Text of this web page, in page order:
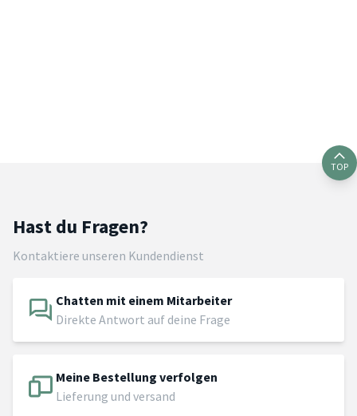
TOP
Hast du Fragen?
Kontaktiere unseren Kundendienst
Chatten mit einem Mitarbeiter
Direkte Antwort auf deine Frage
Meine Bestellung verfolgen
Lieferung und versand